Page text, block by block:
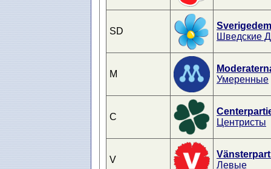
SD
Шведские
M
Умеренные
C
Центристы
V
Левые